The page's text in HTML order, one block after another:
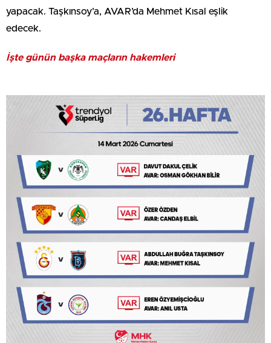
yapacak. Taşkınsoy’a, AVAR’da Mehmet Kısal eşlik
edecek.
İşte günün başka maçların hakemleri